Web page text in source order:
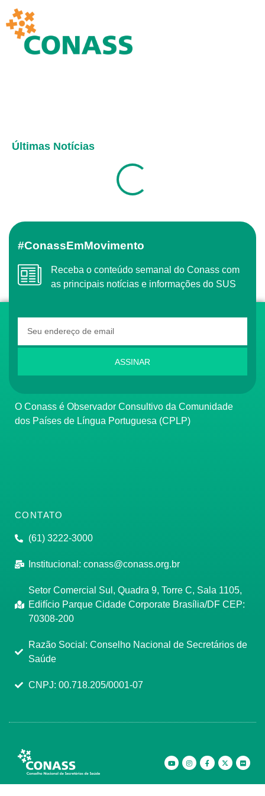
Últimas Notícias
#ConassEmMovimento
Receba o conteúdo semanal do Conass com
as principais notícias e informações do SUS
ASSINAR
O Conass é Observador Consultivo da Comunidade
dos Países de Língua Portuguesa (CPLP)
CONTATO
(61) 3222-3000
Institucional: conass@conass.org.br
Setor Comercial Sul, Quadra 9, Torre C, Sala 1105,
Edifício Parque Cidade Corporate Brasília/DF CEP:
70308-200
Razão Social: Conselho Nacional de Secretários de
Saúde
CNPJ: 00.718.205/0001-07